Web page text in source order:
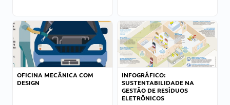
OFICINA MECÂNICA COM
DESIGN
INFOGRÁFICO:
SUSTENTABILIDADE NA
GESTÃO DE RESÍDUOS
ELETRÔNICOS